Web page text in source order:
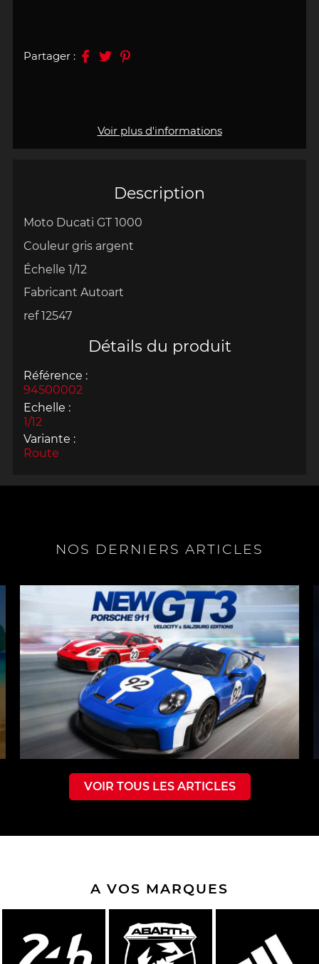
Description
Moto Ducati GT 1000
Couleur gris argent
Échelle 1/12
Fabricant Autoart
ref 12547
Détails du produit
Référence :
94500002
Echelle :
1/12
Variante :
Route
Voir plus d'informations
Partager :
NOS DERNIERS ARTICLES
VOIR TOUS LES ARTICLES
A VOS MARQUES